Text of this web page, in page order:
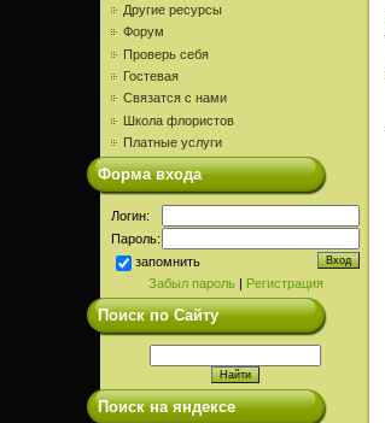
Другие ресурсы
Форум
Проверь себя
Гостевая
Связатся с нами
Школа флористов
Платные услуги
Форма входа
Логин:
Пароль:
запомнить
Забыл пароль| Регистрация
Поиск по Сайту
Поиск на яндексе